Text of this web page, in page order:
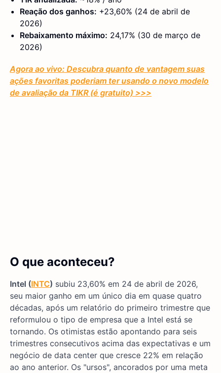
Reação dos ganhos: +23,60% (24 de abril de
2026)
Rebaixamento máximo: 24,17% (30 de março de
2026)
Agora ao vivo: Descubra quanto de vantagem suas
ações favoritas poderiam ter usando o novo modelo
de avaliação da TIKR (é gratuito) >>>
O que aconteceu?
Intel (INTC) subiu 23,60% em 24 de abril de 2026,
seu maior ganho em um único dia em quase quatro
décadas, após um relatório do primeiro trimestre que
reformulou o tipo de empresa que a Intel está se
tornando. Os otimistas estão apontando para seis
trimestres consecutivos acima das expectativas e um
negócio de data center que cresce 22% em relação
ao ano anterior. Os "ursos", ancorados por uma meta